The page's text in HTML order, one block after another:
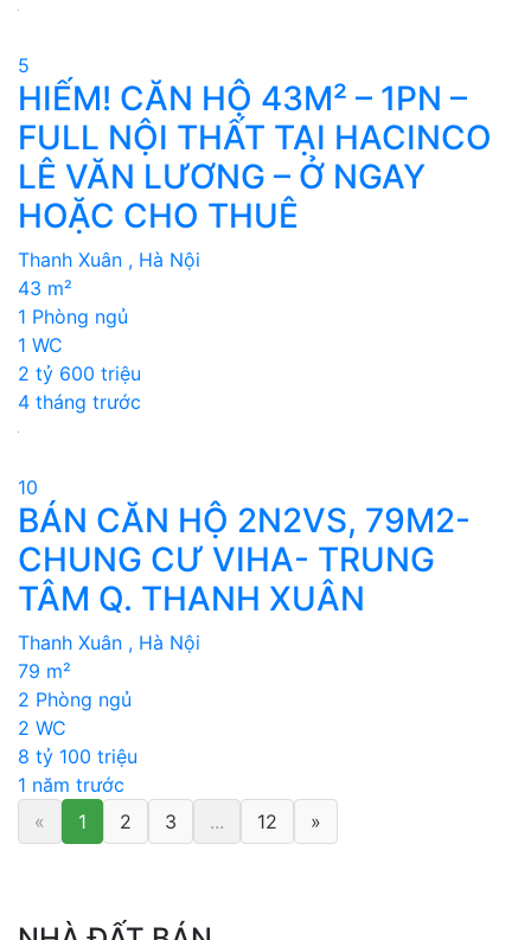
5
HIẾM! CĂN HỘ 43M² – 1PN –
FULL NỘI THẤT TẠI HACINCO
LÊ VĂN LƯƠNG – Ở NGAY
HOẶC CHO THUÊ
Thanh Xuân , Hà Nội
43 m²
1 Phòng ngủ
1 WC
2 tỷ 600 triệu
4 tháng trước
10
BÁN CĂN HỘ 2N2VS, 79M2-
CHUNG CƯ VIHA- TRUNG
TÂM Q. THANH XUÂN
Thanh Xuân , Hà Nội
79 m²
2 Phòng ngủ
2 WC
8 tỷ 100 triệu
1 năm trước
«
1 2 3 ... 12 »